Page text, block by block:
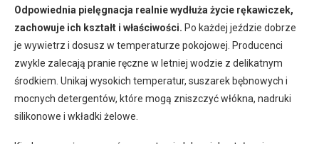
Odpowiednia pielęgnacja realnie wydłuża życie rękawiczek,
zachowuje ich kształt i właściwości. Po każdej jeździe dobrze
je wywietrz i dosusz w temperaturze pokojowej. Producenci
zwykle zalecają pranie ręczne w letniej wodzie z delikatnym
środkiem. Unikaj wysokich temperatur, suszarek bębnowych i
mocnych detergentów, które mogą zniszczyć włókna, nadruki
silikonowe i wkładki żelowe.